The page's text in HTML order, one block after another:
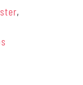
,